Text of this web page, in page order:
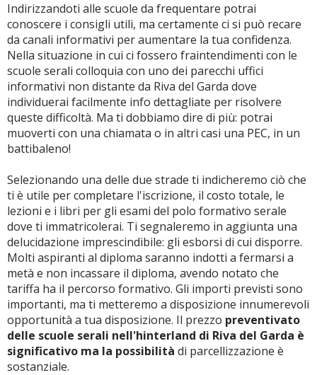
Indirizzandoti alle scuole da frequentare potrai
conoscere i consigli utili, ma certamente ci si può recare
da canali informativi per aumentare la tua confidenza.
Nella situazione in cui ci fossero fraintendimenti con le
scuole serali colloquia con uno dei parecchi uffici
informativi non distante da Riva del Garda dove
individuerai facilmente info dettagliate per risolvere
queste difficoltà. Ma ti dobbiamo dire di più: potrai
muoverti con una chiamata o in altri casi una PEC, in un
battibaleno!
Selezionando una delle due strade ti indicheremo ciò che
ti è utile per completare l'iscrizione, il costo totale, le
lezioni e i libri per gli esami del polo formativo serale
dove ti immatricolerai. Ti segnaleremo in aggiunta una
delucidazione imprescindibile: gli esborsi di cui disporre.
Molti aspiranti al diploma saranno indotti a fermarsi a
metà e non incassare il diploma, avendo notato che
tariffa ha il percorso formativo. Gli importi previsti sono
importanti, ma ti metteremo a disposizione innumerevoli
opportunità a tua disposizione. Il prezzo preventivato
delle scuole serali nell'hinterland di Riva del Garda è
significativo ma la possibilità di parcellizzazione è
sostanziale.